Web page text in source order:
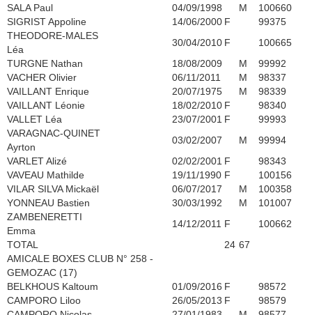
SALA Paul
04/09/1998 M
100660
SIGRIST Appoline
14/06/2000 F
99375
THEODORE-MALES
Léa
30/04/2010 F
100665
TURGNE Nathan
18/08/2009 M
99992
VACHER Olivier
06/11/2011 M
98337
VAILLANT Enrique
20/07/1975 M
98339
VAILLANT Léonie
18/02/2010 F
98340
VALLET Léa
23/07/2001 F
99993
VARAGNAC-QUINET
Ayrton
03/02/2007 M
99994
VARLET Alizé
02/02/2001 F
98343
VAVEAU Mathilde
19/11/1990 F
100156
VILAR SILVA Mickaël
06/07/2017 M
100358
YONNEAU Bastien
30/03/1992 M
101007
ZAMBENERETTI
Emma
14/12/2011 F
100662
TOTAL
24 67
AMICALE BOXES CLUB N° 258 -
GEMOZAC (17)
BELKHOUS Kaltoum
01/09/2016 F
98572
CAMPORO Liloo
26/05/2013 F
98579